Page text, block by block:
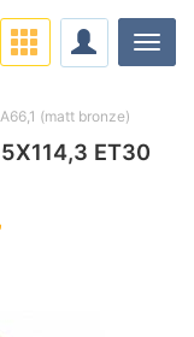
ET30
(matt bronze)